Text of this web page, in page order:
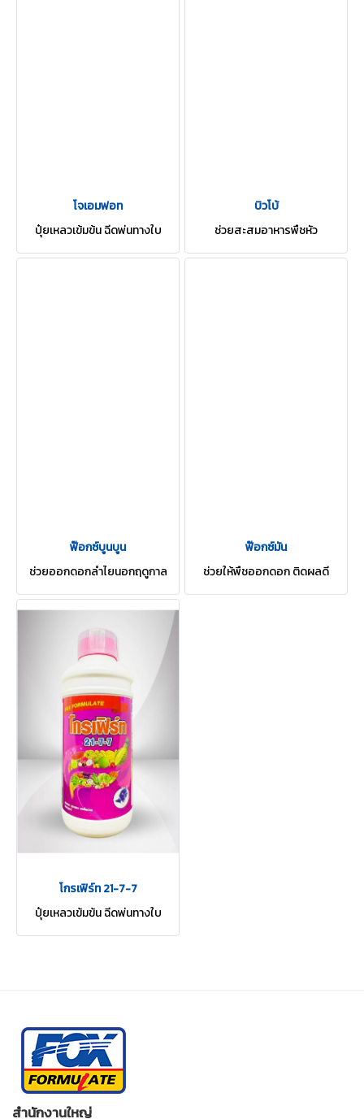
โจเอมฟอท
ปุ๋ยเหลวเข้มข้น ฉีดพ่นทางใบ
บิวโบ้
ช่วยสะสมอาหารพืชหัว
ฟ๊อกซ์บูนบูน
ช่วยออกดอกลำไยนอกฤดูกาล
ฟ๊อกซ์มัน
ช่วยให้พืชออกดอก ติดผลดี
โกรเฟิร์ท 21-7-7
ปุ๋ยเหลวเข้มข้น ฉีดพ่นทางใบ
สำนักงานใหญ่